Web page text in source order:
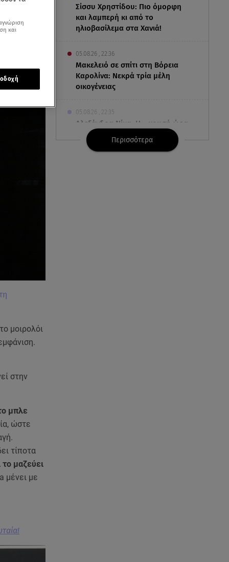
Σίσσυ Χρηστίδου: Πιο όμορφη
και λαμπερή κι από το
ηλιοβασίλεμα στα Χανιά!
05.08.26 , 22:36
Μακελειό σε σπίτι στη Βόρεια
Καρολίνα: Νεκρά τρία μέλη
οικογένειας
05.08.26 , 22:35
Αλεξάνδρα Νίκα: Η... χρυσή ώρα
στο σκάφος με την καλύτερη
παρέα!
Περισσότερα
Κlavdia
μοιρολόι
στην
μπλε
ώστε
τίποτα
το μαζεύει
μένει με
και